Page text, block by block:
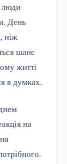
люди
День
ніж
шанс
житті
в думках.
на